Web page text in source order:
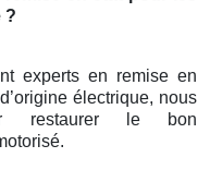
?
experts en remise en
’origine é lectrique, nous
restaurer le bon
é.